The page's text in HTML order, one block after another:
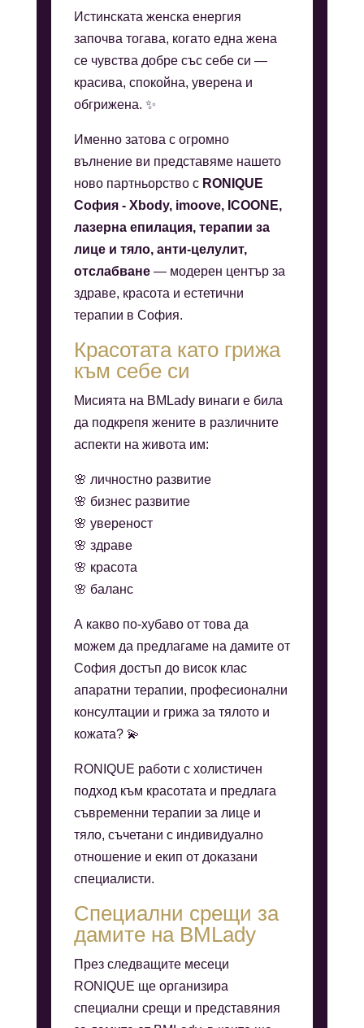
Истинската женска енергия
започва тогава, когато една жена
се чувства добре със себе си —
красива, спокойна, уверена и
обгрижена. ✨
Именно затова с огромно
вълнение ви представяме нашето
ново партньорство с RONIQUE
София - Xbody, imoove, ICOONE,
лазерна епилация, терапии за
лице и тяло, анти-целулит,
отслабване— модерен център за
здраве, красота и естетични
терапии в София.
Красотата като грижа
към себе си
Мисията на BMLady винаги е била
да подкрепя жените в различните
аспекти на живота им:
🌸 личностно развитие
🌸 бизнес развитие
🌸 увереност
🌸 здраве
🌸 красота
🌸 баланс
А какво по-хубаво от това да
можем да предлагаме на дамите от
София достъп до висок клас
апаратни терапии, професионални
консултации и грижа за тялото и
кожата? 💫
RONIQUE работи с холистичен
подход към красотата и предлага
съвременни терапии за лице и
тяло, съчетани с индивидуално
отношение и екип от доказани
специалисти.
Специални срещи за
дамите на BMLady
През следващите месеци
RONIQUE ще организира
специални срещи и представяния